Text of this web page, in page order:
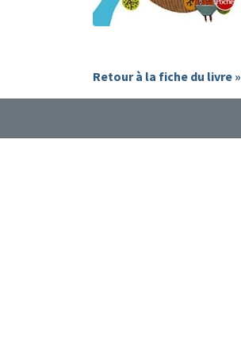
Retour à la fiche du livre »